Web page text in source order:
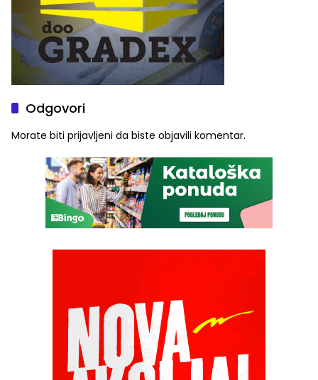
Odgovori
Morate biti prijavljeni da biste objavili komentar.